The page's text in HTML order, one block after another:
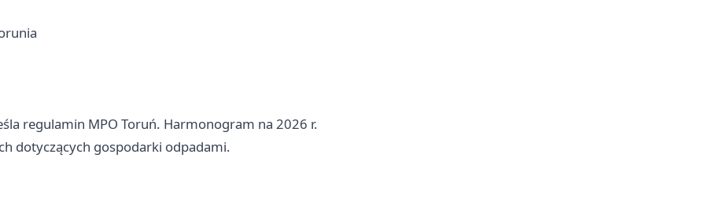
regulamin MPO Toruń. Harmonogram na 2026 r.
dotyczących gospodarki odpadami.